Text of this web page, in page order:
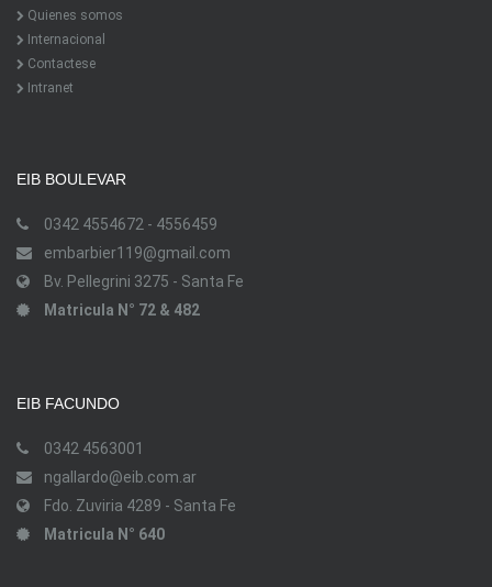
Quienes somos
Internacional
Contactese
Intranet
EIB BOULEVAR
0342 4554672 - 4556459
embarbier119@gmail.com
Bv. Pellegrini 3275 - Santa Fe
Matricula N° 72 & 482
EIB FACUNDO
0342 4563001
ngallardo@eib.com.ar
Fdo. Zuviria 4289 - Santa Fe
Matricula N° 640